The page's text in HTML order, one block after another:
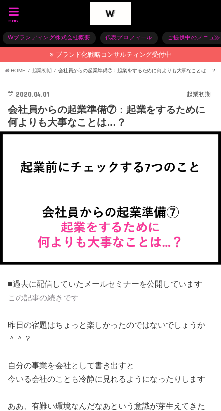
menu
Wブランディング株式会社概要 代表プロフィール ご提供中のメニュー
ブランド化戦略コンサルティング受付中
HOME 起業初期 会社員からの起業準備⑦：起業をするために何よりも大事なことは…？
起業初期
2020.04.01
会社員からの起業準備⑦：起業をするために
何よりも大事なことは…？
■過去に配信していたメールセミナーを公開しています
この記事の続きです
昨日の宿題はちょっと楽しかったのではないでしょうか
＾＾？
自分の事業を会社として書き出すと
今いる会社のことも冷静に見れるようになったりします
ああ、有難い環境なんだなあという意識が芽生えてきた